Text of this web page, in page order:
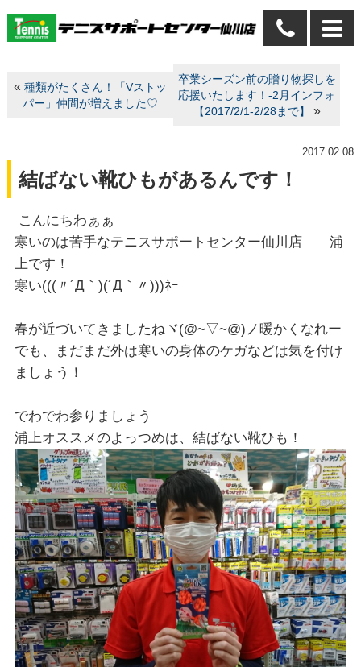
«種類がたくさん！「Vストッ
パー」仲間が増えました♡
卒業シーズン前の贈り物探しを
応援いたします！-2月インフォ
【2017/2/1-2/28まで】
»
2017.02.08
結ばない靴ひもがあるんです！
こんにちわぁぁ
寒いのは苦手なテニスサポートセンター仙川店 浦
上です！
寒い(((〃´Д｀)(´Д｀〃)))ﾈｰ
春が近づいてきましたねヾ(@~▽~@)ノ暖かくなれー
でも、まだまだ外は寒いの身体のケガなどは気を付け
ましょう！
でわでわ参りましょう
浦上オススメのよっつめは、結ばない靴ひも！